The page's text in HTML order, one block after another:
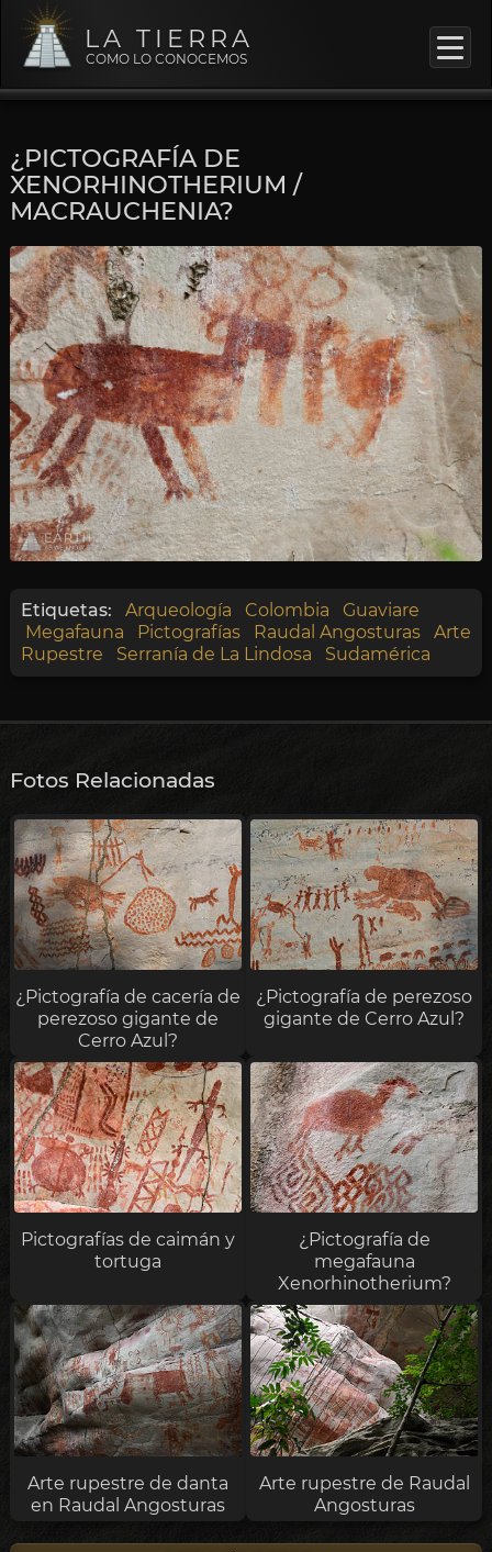
LA TIERRA
COMO LO CONOCEMOS
¿PICTOGRAFÍA DE
XENORHINOTHERIUM /
MACRAUCHENIA?
Etiquetas: Arqueología Colombia
Guaviare
Megafauna
Pictografías Raudal Angosturas
Arte
Rupestre
Serranía de La Lindosa Sudamérica
Fotos Relacionadas
¿Pictografía de cacería de
perezoso gigante de
Cerro Azul?
¿Pictografía de perezoso
gigante de Cerro Azul?
Pictografías de caimán y
tortuga
¿Pictografía de
megafauna
Xenorhinotherium?
Arte rupestre de danta
en Raudal Angosturas
Arte rupestre de Raudal
Angosturas